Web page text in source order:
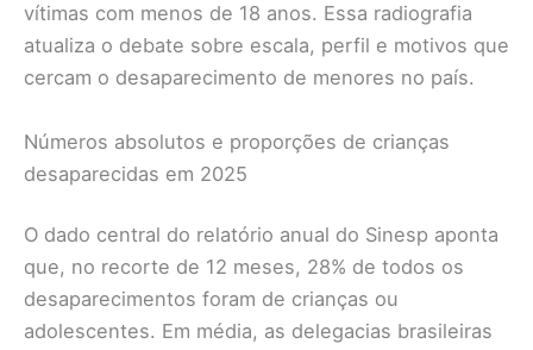
vítimas com menos de 18 anos. Essa radiografia
atualiza o debate sobre escala, perfil e motivos que
cercam o desaparecimento de menores no país.
Números absolutos e proporções de crianças
desaparecidas em 2025
O dado central do relatório anual do Sinesp aponta
que, no recorte de 12 meses, 28% de todos os
desaparecimentos foram de crianças ou
adolescentes. Em média, as delegacias brasileiras